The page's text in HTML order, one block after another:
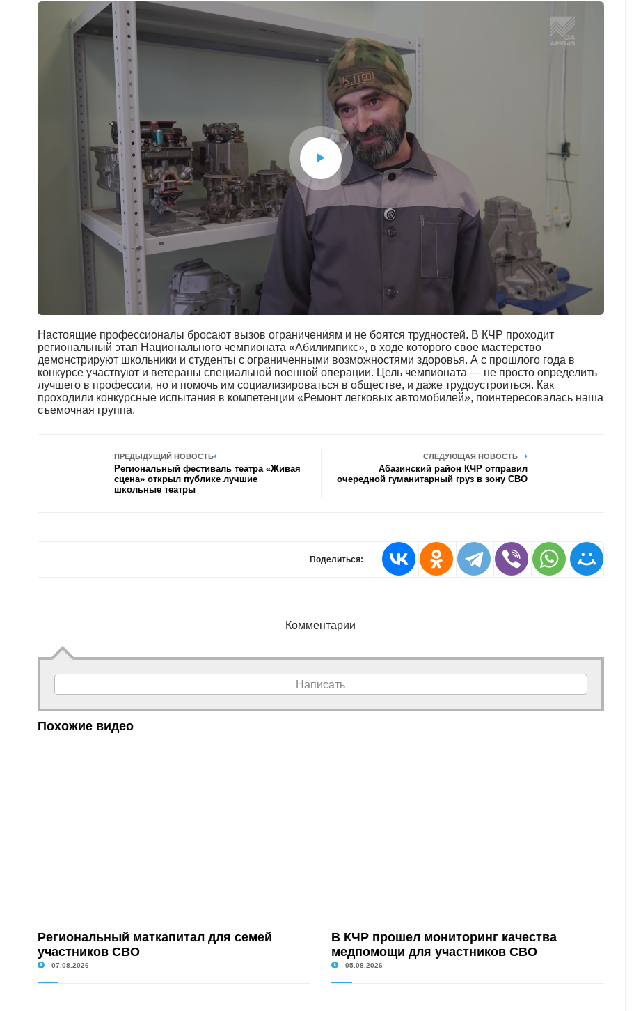
Настоящие профессионалы бросают вызов ограничениям и не боятся трудностей. В КЧР проходит
региональный этап Национального чемпионата «Абилимпикс», в ходе которого свое мастерство
демонстрируют школьники и студенты с ограниченными возможностями здоровья. А с прошлого года в
конкурсе участвуют и ветераны специальной военной операции. Цель чемпионата — не просто определить
лучшего в профессии, но и помочь им социализироваться в обществе, и даже трудоустроиться. Как
проходили конкурсные испытания в компетенции «Ремонт легковых автомобилей», поинтересовалась наша
съемочная группа.
ПРЕДЫДУЩИЙ НОВОСТЬ
Региональный фестиваль театра «Живая
сцена» открыл публике лучшие
школьные театры
СЛЕДУЮЩАЯ НОВОСТЬ
Абазинский район КЧР отправил
очередной гуманитарный груз в зону СВО
Поделиться:
Комментарии
Написать
Похожие видео
Региональный маткапитал для семей
участников СВО
07.08.2026
В КЧР прошел мониторинг качества
медпомощи для участников СВО
05.08.2026